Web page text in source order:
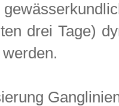
drei Tage)